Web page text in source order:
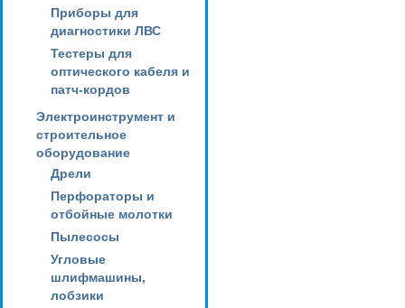
Приборы для
диагностики ЛВС
Тестеры для
оптического кабеля и
патч-кордов
Электроинструмент и
строительное
оборудование
Дрели
Перфораторы и
отбойные молотки
Пылесосы
Угловые
шлифмашины,
лобзики